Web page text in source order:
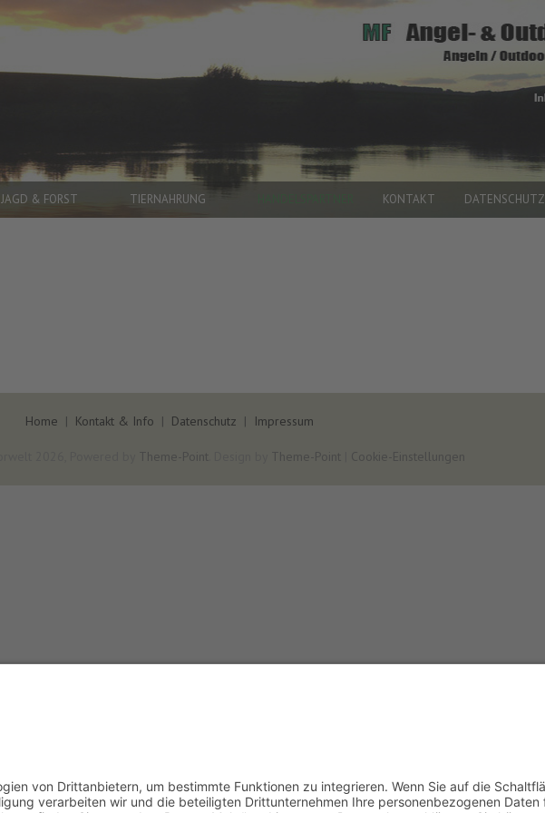
JAGD & FORST TIERNAHRUNG KONTAKT DATENSCHUTZ
Home | Kontakt & Info | Datenschutz | Impressum
Theme-Point Theme-Point Cookie-Einstellungen